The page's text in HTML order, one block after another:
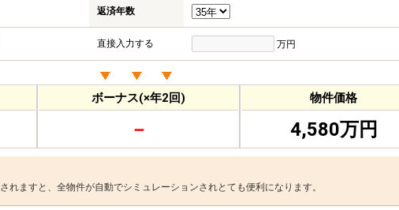
返済年数
直接入力する 万円
ボーナス(×年2回)
－
物件価格
4,580万円
れますと、全物件が自動でシミュレーションされとても便利になります。